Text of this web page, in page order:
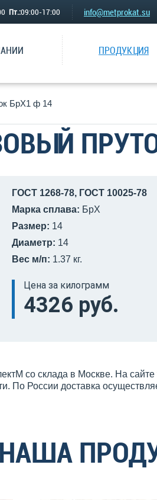
Пт.:09:00-17:00 info@metprokat.su
ПРОДУКЦИЯ
БрХ1 ф 14
ГОСТ 1268-78, ГОСТ 10025-78
Марка сплава: БрХ
Размер: 14
Диаметр: 14
Вес м/п: 1.37 кг.
Цена за килограмм
4326 руб.
со склада в Москве. На
По России доставка
НАША